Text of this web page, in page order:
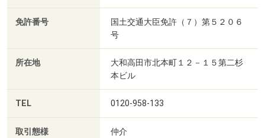
免許番号
国土交通大臣免許（７）第５２０６
号
所在地
大和高田市北本町１２－１５第二杉
本ビル
TEL 0120-958-133
取引態様 仲介